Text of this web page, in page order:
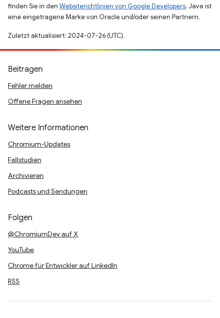
finden Sie in den Websiterichtlinien von Google Developers. Java ist
eine eingetragene Marke von Oracle und/oder seinen Partnern.
Zuletzt aktualisiert: 2024-07-26 (UTC).
Beitragen
Fehler melden
Offene Fragen ansehen
Weitere Informationen
Chromium-Updates
Fallstudien
Archivieren
Podcasts und Sendungen
Folgen
@ChromiumDev auf X
YouTube
Chrome für Entwickler auf LinkedIn
RSS